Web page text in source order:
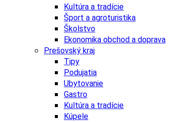
Kultúra a tradície
Šport a agroturistika
Školstvo
Ekonomika obchod a doprava
Prešovský kraj
Tipy
Podujatia
Ubytovanie
Gastro
Kultúra a tradície
Kúpele